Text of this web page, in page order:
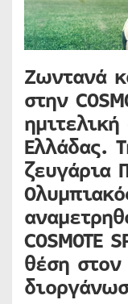
Ζωντανά
στην
Ελλάδας.
ζευγάρια
COSMOTE
θέση στον